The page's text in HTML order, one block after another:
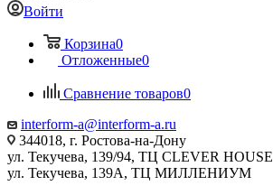
Войти
Корзина0
Отложенные0
Сравнение товаров0
interform-a@interform-a.ru
344018, г. Ростова-на-Дону
ул. Текучева, 139/94, ТЦ CLEVER HOUSE
ул. Текучева, 139А, ТЦ МИЛЛЕНИУМ